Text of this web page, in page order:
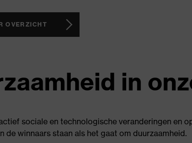
OVERZICHT
in
sociale en technologische veranderingen en
de winnaars staan als het gaat om duurzaamheid.